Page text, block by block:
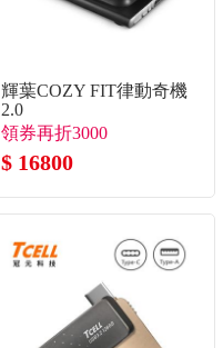
輝葉COZY FIT律動奇機
2.0
領券再折3000
$ 16800